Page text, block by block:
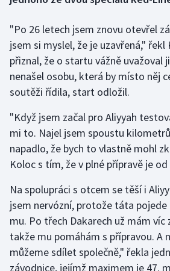
Florbal
Futsal
Golf
Gymnastika
Házená
Jezdectví
Krasobruslení
Lezení
Lyže a snowboard
"Po 26 letech jsem znovu otevřel
jsem si myslel, že je uzavřená," řekl
přiznal, že o startu vážně uvažoval
nenašel osobu, která by místo něj
soutěži řídila, start odložil.
"Když jsem začal pro Aliyyah
mi to. Najel jsem spoustu
napadlo, že bych to vlastně mohl
Koloc s tím, že v plné přípravě je
Na spolupráci s otcem se těší i
jsem nervózní, protože táta pojede
mu. Po třech Dakarech už mám víc
takže mu pomáhám s přípravou. A
můžeme sdílet společně," řekla
závodnice, jejímž maximem je 47.